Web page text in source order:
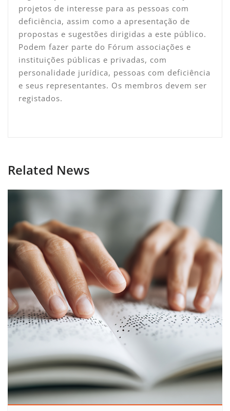
projetos de interesse para as pessoas com
deficiência, assim como a apresentação de
propostas e sugestões dirigidas a este público.
Podem fazer parte do Fórum associações e
instituições públicas e privadas, com
personalidade jurídica, pessoas com deficiência
e seus representantes. Os membros devem ser
registados.
Related News